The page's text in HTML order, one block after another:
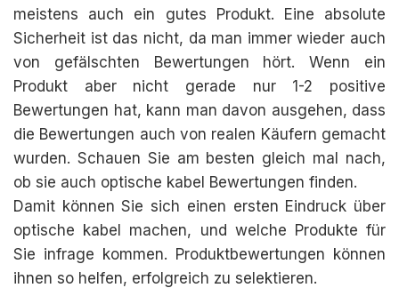
meistens auch ein gutes Produkt. Eine absolute
Sicherheit ist das nicht, da man immer wieder auch
von gefälschten Bewertungen hört. Wenn ein
Produkt aber nicht gerade nur 1-2 positive
Bewertungen hat, kann man davon ausgehen, dass
die Bewertungen auch von realen Käufern gemacht
wurden. Schauen Sie am besten gleich mal nach,
ob sie auch optische kabel Bewertungen finden.
Damit können Sie sich einen ersten Eindruck über
optische kabel machen, und welche Produkte für
Sie infrage kommen. Produktbewertungen können
ihnen so helfen, erfolgreich zu selektieren.